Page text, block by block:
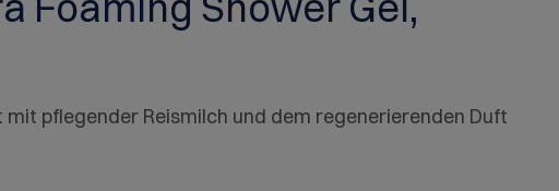
pflegender Reismilch und dem regenerierenden Duft